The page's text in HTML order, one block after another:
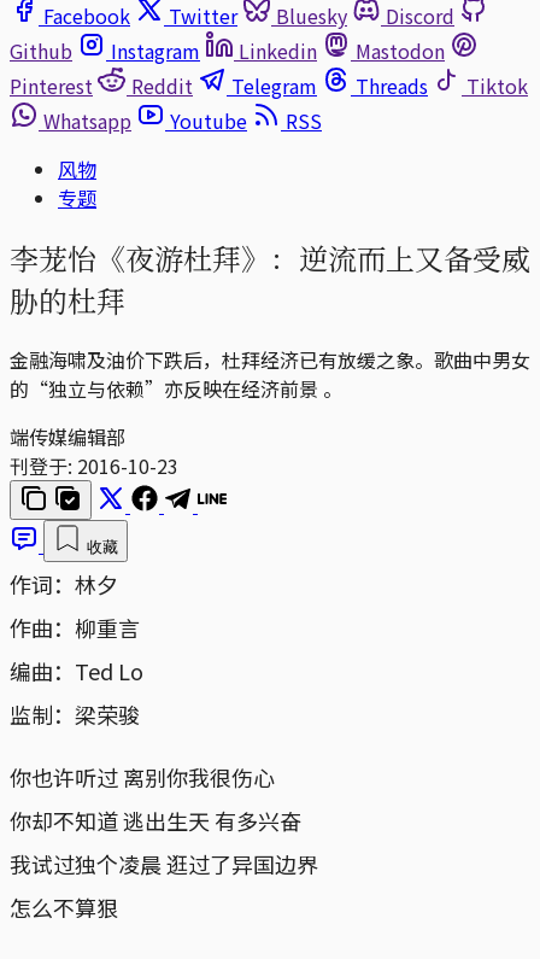
Facebook
Twitter Bluesky
Discord
Github
Instagram Linkedin
Mastodon
Pinterest
Reddit Telegram Threads
Tiktok
Whatsapp
Youtube
RSS
风物
专题
李茏怡《夜游杜拜》：逆流而上又备受威
胁的杜拜
金融海啸及油价下跌后，杜拜经济已有放缓之象。歌曲中男女
的“独立与依赖”亦反映在经济前景 。
端传媒编辑部
刊登于: 2016-10-23
收藏
作词：林夕
作曲：柳重言
编曲：Ted Lo
监制：梁荣骏
你也许听过 离别你我很伤心
你却不知道 逃出生天 有多兴奋
我试过独个凌晨 逛过了异国边界
怎么不算狠